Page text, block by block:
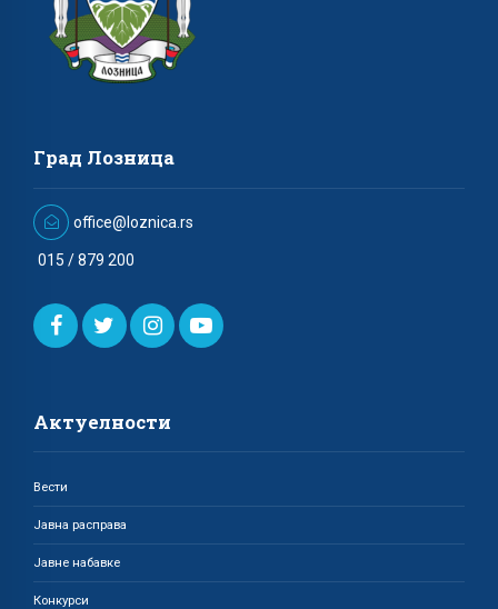
Град Лозница
office@loznica.rs
015 / 879 200
Актуелности
Вести
Јавна расправа
Јавне набавке
Конкурси